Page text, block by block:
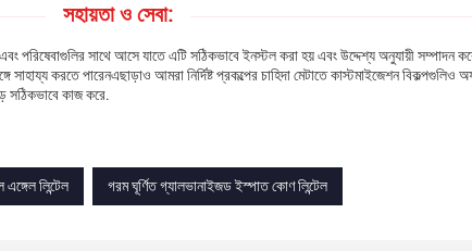
সহায়তা ও সেবা:
পরিষেবাগুলির সাথে আসে যাতে এটি সঠিকভাবে ইনস্টল করা হয় এবং উদ্দেশ্য অনুযায়ী সম্পাদন
করতে পারেনএছাড়াও আমরা নির্দিষ্ট প্রকল্পের চাহিদা মেটাতে কাস্টমাইজেশন
সঠিকভাবে কাজ করে.
লিন্টেল গরম ঘূর্ণিত গ্যালভানাইজড ইস্পাত কোণ লিন্টেল